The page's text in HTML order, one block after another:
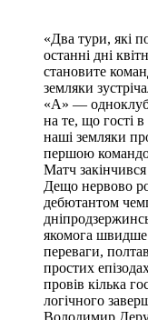
«Два тури, які
останні дні
становите
земляки
«А» —
на те, що гості
наші земляки
першою
Матч
Дещо нервово
дебютантом
якомога швидше
переваги,
простих
провів кілька
логічного
Володимир